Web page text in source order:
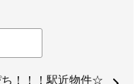
ち！！！駅近物件☆